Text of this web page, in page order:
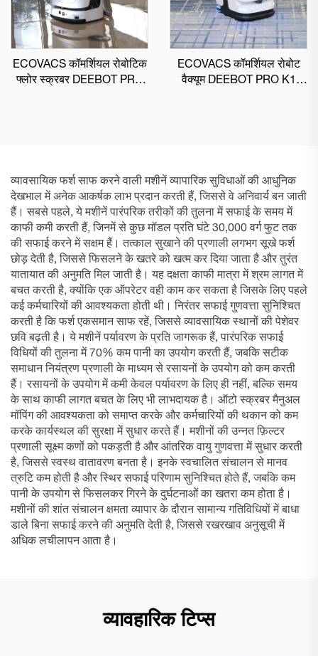
ECOVACS कॉमर्शियल रोबोटिक
फ्लोर स्क्रबर DEEBOT PRO
ECOVACS कॉमर्शियल रोबोट
वैक्यूम DEEBOT PRO K1
व्यावसायिक फर्श साफ करने वाली मशीनें व्यापारिक सुविधाओं की आधुनिक
देखभाल में अनेक आकर्षक लाभ प्रदान करती हैं, जिससे वे अनिवार्य बन जाती
हैं। सबसे पहले, ये मशीनें पारंपरिक तरीकों की तुलना में सफाई के समय में
काफी कमी करती हैं, जिनमें से कुछ मॉडल प्रति घंटे 30,000 वर्ग फुट तक
की सफाई करने में सक्षम हैं। तत्काल सुखाने की प्रणाली लगभग सूखे फर्श
छोड़ देती है, जिससे फिसलने के खतरे को खत्म कर दिया जाता है और तुरंत
यातायात की अनुमति मिल जाती है। यह दक्षता काफी मात्रा में श्रम लागत में
बचत करती है, क्योंकि एक ऑपरेटर वही काम कर सकता है जिसके लिए पहले
कई कर्मचारियों की आवश्यकता होती थी। निरंतर सफाई गुणवत्ता सुनिश्चित
करती है कि फर्श एकसमान साफ रहें, जिससे व्यावसायिक स्थानों की पेशेवर
छवि बढ़ती है। ये मशीनें पर्यावरण के प्रति जागरूक हैं, पारंपरिक सफाई
विधियों की तुलना में 70% कम पानी का उपयोग करती हैं, जबकि सटीक
समाधान नियंत्रण प्रणाली के माध्यम से रसायनों के उपयोग को कम करती
हैं। रसायनों के उपयोग में कमी केवल पर्यावरण के लिए ही नहीं, बल्कि समय
के साथ काफी लागत बचत के लिए भी लाभदायक है। ऑटो स्क्रबर मैनुअल
मॉपिंग की आवश्यकता को समाप्त करके और कर्मचारियों की थकान को कम
करके कार्यस्थल की सुरक्षा में सुधार करते हैं। मशीनों की उन्नत फ़िल्टर
प्रणाली सूक्ष्म कणों को पकड़ती है और आंतरिक वायु गुणवत्ता में सुधार करती
है, जिससे स्वस्थ वातावरण बनता है। इनके स्वचालित संचालन से मानव
त्रुटि कम होती है और स्थिर सफाई परिणाम सुनिश्चित होते हैं, जबकि कम
पानी के उपयोग से फिसलकर गिरने के दुर्घटनाओं का खतरा कम होता है।
मशीनों की शांत संचालन क्षमता व्यापार के दौरान सामान्य गतिविधियों में बाधा
डाले बिना सफाई करने की अनुमति देती है, जिससे रखरखाव अनुसूची में
अधिक लचीलापन आता है।
व्यावहारिक टिप्स